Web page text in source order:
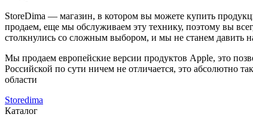
StoreDima — магазин, в котором вы можете купить
продаем, еще мы обслуживаем эту технику, поэтому вы
столкнулись со сложным выбором, и мы не станем давить
Мы продаем европейские версии продуктов Apple, это
Российской по сути ничем не отличается, это абсолютно
области
Storedima
Каталог